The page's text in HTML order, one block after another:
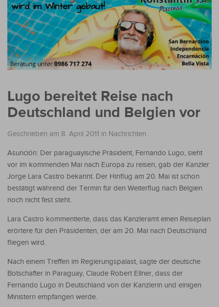
Lugo bereitet Reise nach
Deutschland und Belgien vor
Geschrieben am 8. April 2011 in Nachrichten
Asunción: Der paraguayische Präsident, Fernando Lugo, sieht
vor im kommenden Mai nach Europa zu reisen, gab der Kanzler
Jorge Lara Castro bekannt. Der Hinflug am 20. Mai ist schon
bestätigt während der Termin für den Weiterflug nach Belgien
noch nicht fest steht.
Lara Castro kommentierte, dass das Kanzleramt einen Reiseplan
erörtere für den Präsidenten, der am 20. Mai nach Deutschland
fliegen wird.
Nach einem Treffen im Regierungspalast, sagte der deutsche
Botschafter in Paraguay, Claude Robert Ellner, dass der
Fernando Lugo in Deutschland von der Kanzlerin und einigen
Ministern empfangen werde.